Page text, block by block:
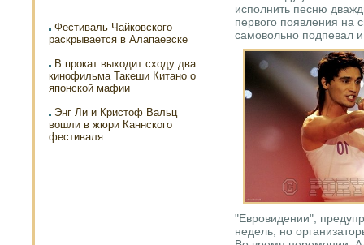
Фестиваль Чайковского
раскрывается в Алапаевске
В прокат выходит сходу два
кинофильма Такеши Китано о
японской мафии
Энг Ли и Кристоф Вальц
вошли в жюри Каннского
фестиваля
исполнить песню
первого появления на
самовольно подпевал
"Евровидении",
недель, но